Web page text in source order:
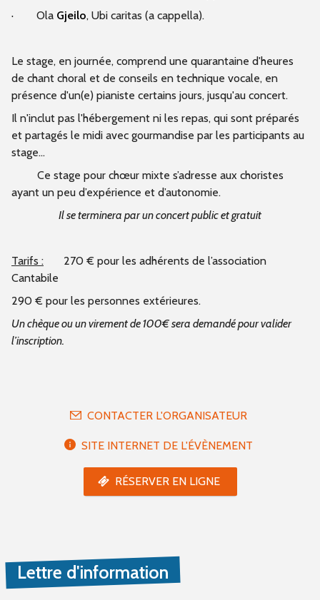
·
Ola Gjeilo, Ubi caritas (a cappella).
Le stage, en journée, comprend une quarantaine d'heures
de chant choral et de conseils en technique vocale, en
présence d'un(e) pianiste certains jours, jusqu'au concert.
Il n'inclut pas l'hébergement ni les repas, qui sont préparés
et partagés le midi avec gourmandise par les participants au
stage...
Ce stage pour chœur mixte s’adresse aux choristes
ayant un peu d’expérience et d’autonomie.
Il se terminera par un concert public et gratuit
Tarifs :
270 € pour les adhérents de l’association
Cantabile
290 € pour les personnes extérieures.
Un chèque ou un virement de 100€ sera demandé pour valider
l’inscription.
CONTACTER L'ORGANISATEUR
SITE INTERNET DE L'ÉVÈNEMENT
RÉSERVER EN LIGNE
Lettre d'information